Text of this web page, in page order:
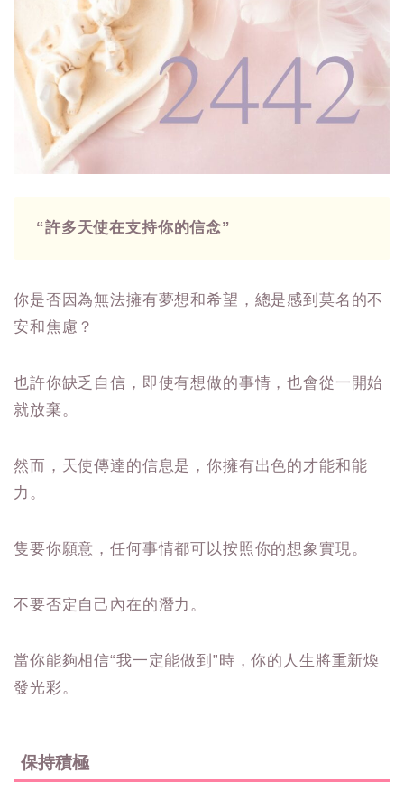
“許多天使在支持你的信念”
你是否因為無法擁有夢想和希望，總是感到莫名的不
安和焦慮？
也許你缺乏自信，即使有想做的事情，也會從一開始
就放棄。
然而，天使傳達的信息是，你擁有出色的才能和能
力。
隻要你願意，任何事情都可以按照你的想象實現。
不要否定自己內在的潛力。
當你能夠相信“我一定能做到”時，你的人生將重新煥
發光彩。
保持積極